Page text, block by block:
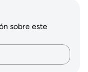
sobre este